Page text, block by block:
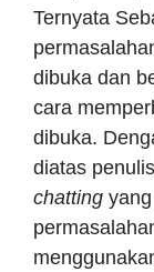
Ternyata
dibuka dan
cara
dibuka.
diatas
chatting